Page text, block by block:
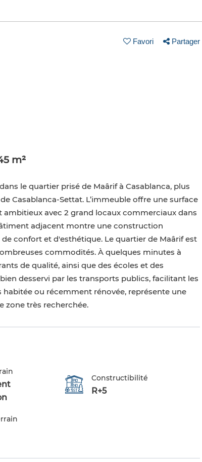
Favori Partager
m²
le quartier prisé de Maârif à Casablanca, plus
Casablanca-Settat. L’immeuble offre une surface
avec 2 grand locaux commerciaux dans
adjacent montre une construction
confort et d'esthétique. Le quartier de Maârif est
commodités. À quelques minutes à
de qualité, ainsi que des écoles et des
desservi par les transports publics, facilitant les
ou récemment rénovée, représente une
zone très recherchée.
Constructibilité
R+5